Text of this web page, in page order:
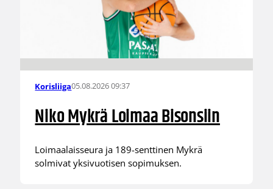
Korisliiga05.08.2026 09:37
Niko Mykrä Loimaa Bisonsiin
Loimaalaisseura ja 189-senttinen Mykrä
solmivat yksivuotisen sopimuksen.